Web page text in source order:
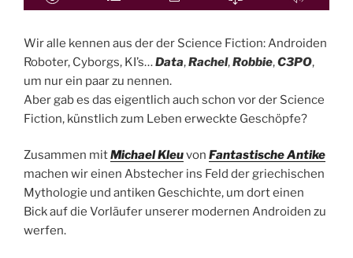
Wir alle kennen aus der der Science Fiction: Androiden
Roboter, Cyborgs, KI’s…Data,Rachel,Robbie,C3PO,
um nur ein paar zu nennen.
Aber gab es das eigentlich auch schon vor der Science
Fiction, künstlich zum Leben erweckte Geschöpfe?
Zusammen mitMichael Kleuvon Fantastische Antike
machen wir einen Abstecher ins Feld der griechischen
Mythologie und antiken Geschichte, um dort einen
Bick auf die Vorläufer unserer modernen Androiden zu
werfen.